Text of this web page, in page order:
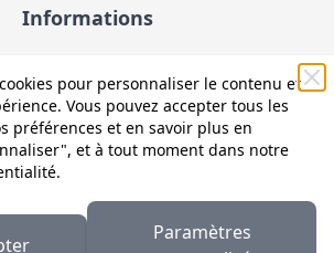
pour personnaliser le contenu et
Vous pouvez accepter tous les
préférences et en savoir plus en
et à tout moment dans notre
.
Paramètres
Informations
Demande de catalogue
légales et CGV
générales d'utilisation (CGU)
de confidentialité